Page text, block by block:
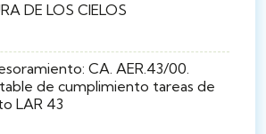
DE LOS CIELOS
CA. AER.43/00.
de cumplimiento tareas de
LAR 43